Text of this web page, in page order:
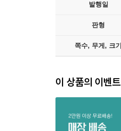
발행일
판형
쪽수, 무게, 크기
이 상품의 이벤트